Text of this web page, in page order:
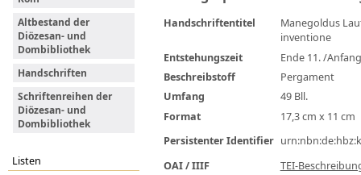
Altbestand der
Diözesan- und
Dombibliothek
Handschriften
Schriftenreihen der
Diözesan- und
Dombibliothek
Listen
Handschriftentitel
Manegoldus
inventione
Entstehungszeit
Ende 11. /
Beschreibstoff
Pergament
Umfang
49 Bll.
Format
17,3 cm x 11 cm
Persistenter Identifier
OAI / IIIF
TEI-